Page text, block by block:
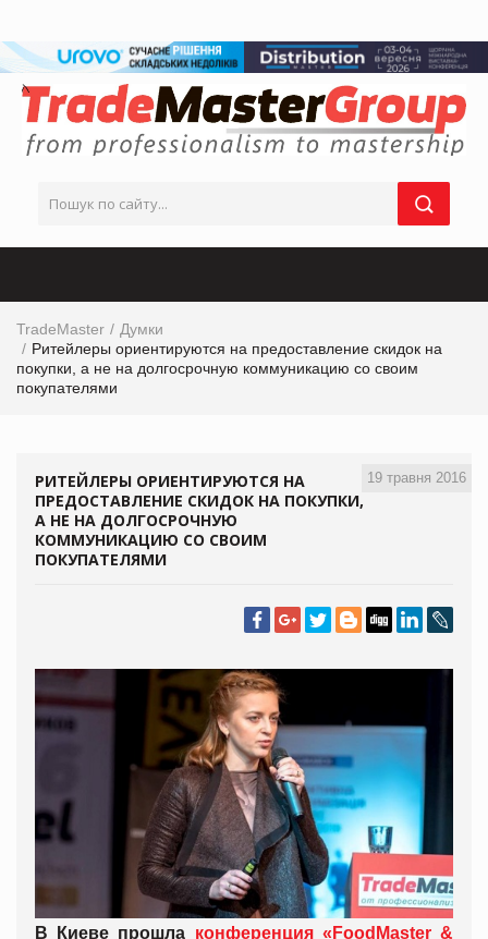
TradeMaster
Думки
Ритейлеры ориентируются на предоставление скидок на
покупки, а не на долгосрочную коммуникацию со своим
покупателями
19 травня 2016
РИТЕЙЛЕРЫ ОРИЕНТИРУЮТСЯ НА
ПРЕДОСТАВЛЕНИЕ СКИДОК НА ПОКУПКИ,
А НЕ НА ДОЛГОСРОЧНУЮ
КОММУНИКАЦИЮ СО СВОИМ
ПОКУПАТЕЛЯМИ
В Киеве прошла конференция «FoodMaster &